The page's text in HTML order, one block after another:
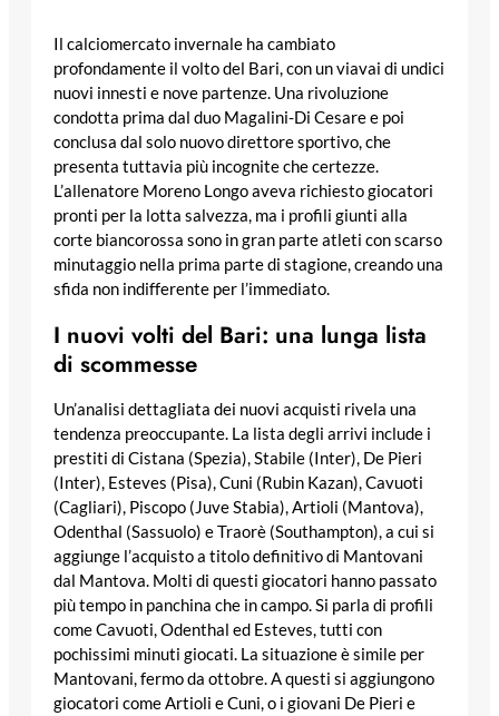
Il calciomercato invernale ha cambiato
profondamente il volto del Bari, con un viavai di undici
nuovi innesti e nove partenze. Una rivoluzione
condotta prima dal duo Magalini-Di Cesare e poi
conclusa dal solo nuovo direttore sportivo, che
presenta tuttavia più incognite che certezze.
L’allenatore Moreno Longo aveva richiesto giocatori
pronti per la lotta salvezza, ma i profili giunti alla
corte biancorossa sono in gran parte atleti con scarso
minutaggio nella prima parte di stagione, creando una
sfida non indifferente per l’immediato.
I nuovi volti del Bari: una lunga lista
di scommesse
Un’analisi dettagliata dei nuovi acquisti rivela una
tendenza preoccupante. La lista degli arrivi include i
prestiti di Cistana (Spezia), Stabile (Inter), De Pieri
(Inter), Esteves (Pisa), Cuni (Rubin Kazan), Cavuoti
(Cagliari), Piscopo (Juve Stabia), Artioli (Mantova),
Odenthal (Sassuolo) e Traorè (Southampton), a cui si
aggiunge l’acquisto a titolo definitivo di Mantovani
dal Mantova. Molti di questi giocatori hanno passato
più tempo in panchina che in campo. Si parla di profili
come Cavuoti, Odenthal ed Esteves, tutti con
pochissimi minuti giocati. La situazione è simile per
Mantovani, fermo da ottobre. A questi si aggiungono
giocatori come Artioli e Cuni, o i giovani De Pieri e